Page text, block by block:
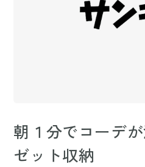
朝１分でコーデ
ゼット収納